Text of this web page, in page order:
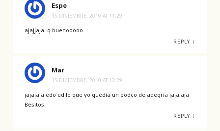
Espe
15 DICIEMBRE, 2010 AT 11:29
ajajjaja..q buenooooo
REPLY ↓
Mar
15 DICIEMBRE, 2010 AT 12:29
jajajaja edo ed lo que yo quedía un podco de adegría jajajaja
Besitos
REPLY ↓